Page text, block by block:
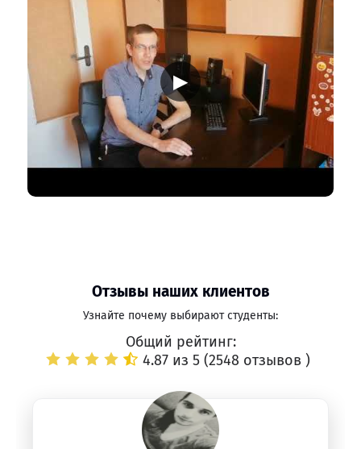
▶
Отзывы наших клиентов
Узнайте почему выбирают студенты:
Общий рейтинг:
4.87 из 5 (2548 отзывов )